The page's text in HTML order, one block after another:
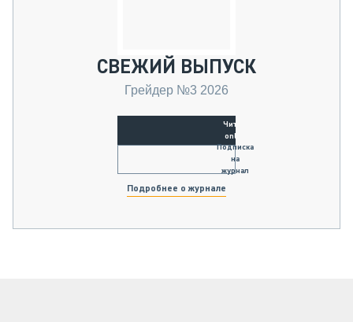
СВЕЖИЙ ВЫПУСК
Грейдер №3 2026
Читать
online
Подписка
на
журнал
Подробнее о журнале